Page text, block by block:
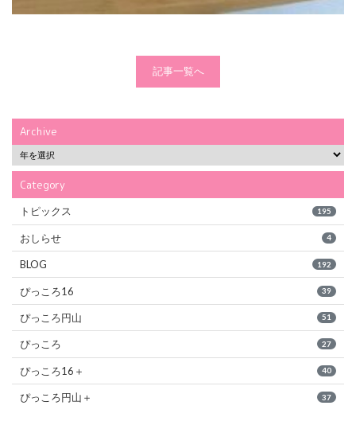
記事一覧へ
Archive
Category
トピックス 195
おしらせ 4
BLOG 192
ぴっころ16 39
ぴっころ円山 51
ぴっころ 27
ぴっころ16＋ 40
ぴっころ円山＋ 37